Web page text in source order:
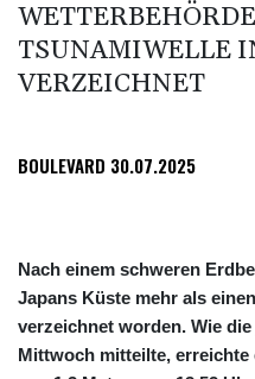
TSUNAMIWELLE
VERZEICHNET
BOULEVARD 30.07.2025
Nach einem schweren
Japans Küste mehr als
verzeichnet worden. Wie
Mittwoch mitteilte, erreichte